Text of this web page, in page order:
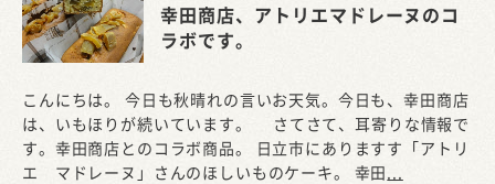
幸田商店、アトリエマドレーヌのコ
ラボです。
こんにちは。 今日も秋晴れの言いお天気。今日も、幸田商店
は、いもほりが続いています。 さてさて、耳寄りな情報で
す。幸田商店とのコラボ商品。 日立市にありますす「アトリ
エ マドレーヌ」さんのほしいものケーキ。 幸田